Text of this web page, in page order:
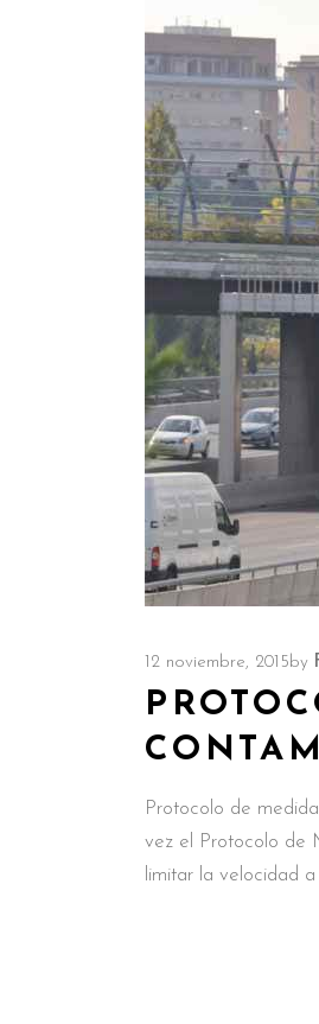
12 noviembre, 2015by
Protocolo de
vez el Protocolo de
limitar la velocidad